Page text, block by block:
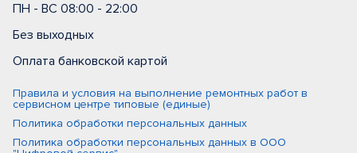
ПН - ВС 08:00 - 22:00
Без выходных
Оплата банковской картой
Правила и условия на выполнение ремонтных работ в
сервисном центре типовые (единые)
Политика обработки персональных данных
Политика обработки персональных данных в ООО